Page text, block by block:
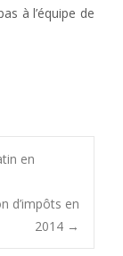
à l’équipe de
en
d’impôts en
2014 →